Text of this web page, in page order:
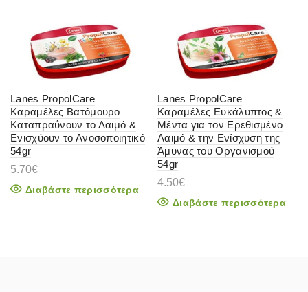
Lanes PropolCare
Καραμέλες Βατόμουρο
Καταπραΰνουν το Λαιμό &
Ενισχύουν το Ανοσοποιητικό
54gr
5.70€
Διαβάστε περισσότερα
Lanes PropolCare
Καραμέλες Ευκάλυπτος &
Μέντα για τον Ερεθισμένο
Λαιμό & την Ενίσχυση της
Άμυνας του Οργανισμού
54gr
4.50€
Διαβάστε περισσότερα